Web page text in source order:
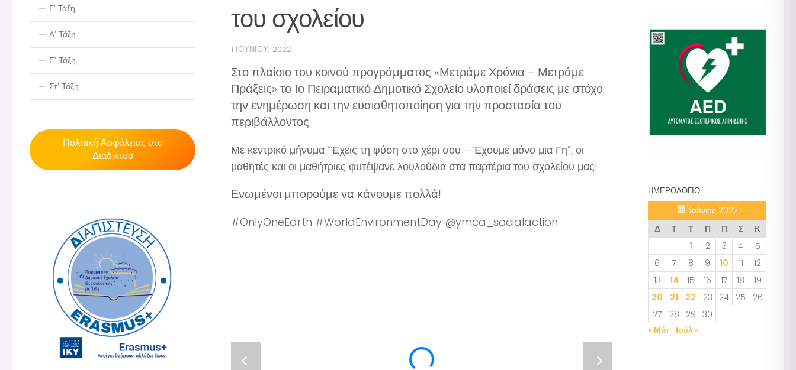
του σχολείου
1 ΙΟΥΝΊΟΥ, 2022
Στο πλαίσιο του κοινού προγράμματος «Μετράμε Χρόνια – Μετράμε
Πράξεις» το 1ο Πειραματικό Δημοτικό Σχολείο υλοποιεί δράσεις με στόχο
την ενημέρωση και την ευαισθητοποίηση για την προστασία του
περιβάλλοντος.
Με κεντρικό μήνυμα “Έχεις τη φύση στο χέρι σου – Έχουμε μόνο μια Γη”, οι
μαθητές και οι μαθήτριες φυτέψανε λουλούδια στα παρτέρια του σχολείου μας!
Ενωμένοι μπορούμε να κάνουμε πολλά!
#OnlyOneEarth #WorldEnvironmentDay @ymca_socialaction
Γ’ Τάξη
Δ’ Τάξη
Ε’ Τάξη
Στ’ Τάξη
Πολιτική Ασφάλειας στο
Διαδίκτυο
ΗΜΕΡΟΛΌΓΙΟ
Ιούνιος 2022
Δ
Τ Τ Π Π Σ
Κ
1
2 3 4
5
6
7 8 9 10 11
12
13
14 15 16 17 18
19
20
21 22 23 24 25
26
27
28 29 30
« Μάι
Ιούλ »